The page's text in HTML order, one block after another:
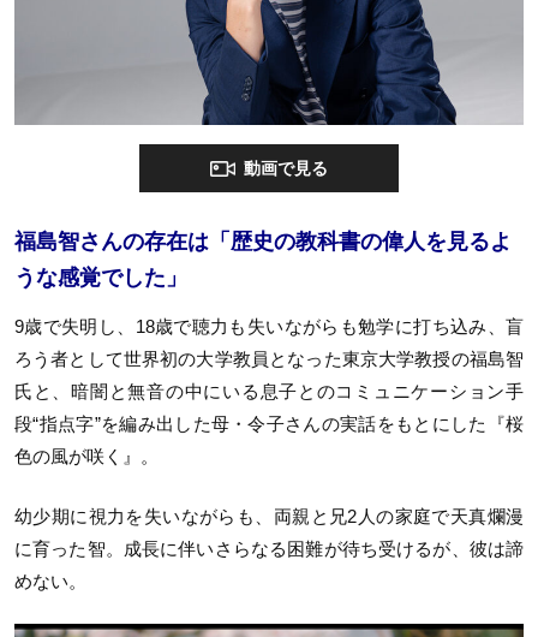
動画で見る
福島智さんの存在は「歴史の教科書の偉人を見るよ
うな感覚でした」
9歳で失明し、18歳で聴力も失いながらも勉学に打ち込み、盲
ろう者として世界初の大学教員となった東京大学教授の福島智
氏と、暗闇と無音の中にいる息子とのコミュニケーション手
段“指点字”を編み出した母・令子さんの実話をもとにした『桜
色の風が咲く』。
幼少期に視力を失いながらも、両親と兄2人の家庭で天真爛漫
に育った智。成長に伴いさらなる困難が待ち受けるが、彼は諦
めない。